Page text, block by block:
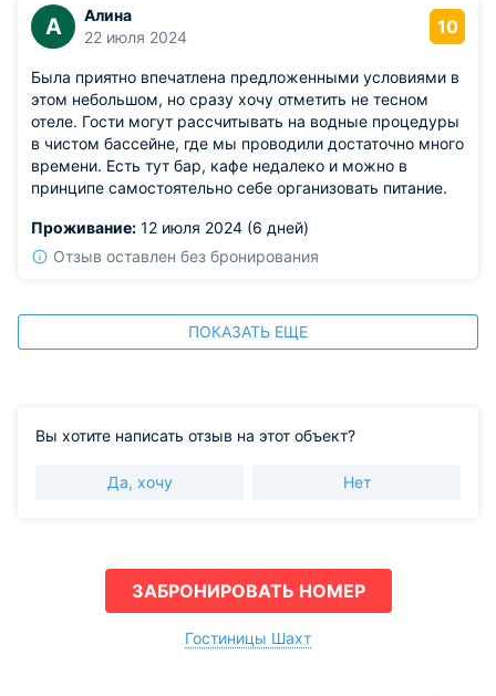
А
Алина
22 июля 2024
10
Была приятно впечатлена предложенными условиями в
этом небольшом, но сразу хочу отметить не тесном
отеле. Гости могут рассчитывать на водные процедуры
в чистом бассейне, где мы проводили достаточно много
времени. Есть тут бар, кафе недалеко и можно в
принципе самостоятельно себе организовать питание.
Проживание: 12 июля 2024 (6 дней)
Отзыв оставлен без бронирования
ПОКАЗАТЬ ЕЩЕ
Вы хотите написать отзыв на этот объект?
Да, хочу Нет
ЗАБРОНИРОВАТЬ НОМЕР
Гостиницы Шахт